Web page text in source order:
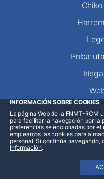
LinkedInFacebook
INFORMACIÓN SOBRE COOKIES
La página Web de la FNMT-RCM
para facilitar la navegación por la
preferencias seleccionadas por
empleamos las cookies para
personal. Si continúa navegando,
Información.